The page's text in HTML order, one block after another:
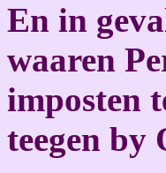
En in
waaren
imposten
teegen by